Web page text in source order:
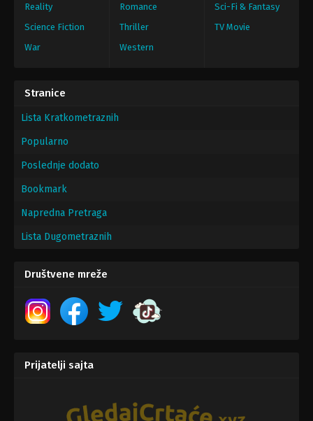
Reality
Romance
Sci-Fi & Fantasy
Science Fiction
Thriller
TV Movie
War
Western
Stranice
Lista Kratkometraznih
Popularno
Poslednje dodato
Bookmark
Napredna Pretraga
Lista Dugometraznih
Društvene mreže
Prijatelji sajta